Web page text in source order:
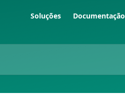
Soluções Documentação